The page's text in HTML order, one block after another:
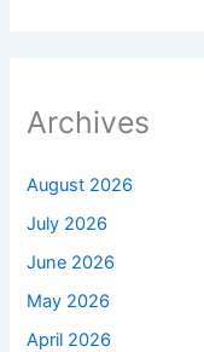
Archives
August 2026
July 2026
June 2026
May 2026
April 2026